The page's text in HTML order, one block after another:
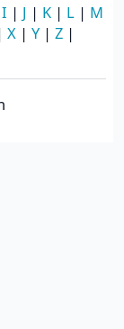
I | J | K | L | M
| X | Y| Z |